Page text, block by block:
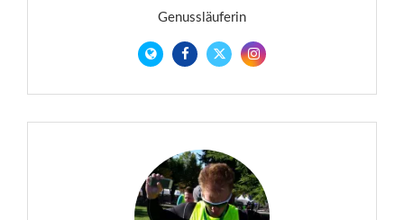
Genussläuferin